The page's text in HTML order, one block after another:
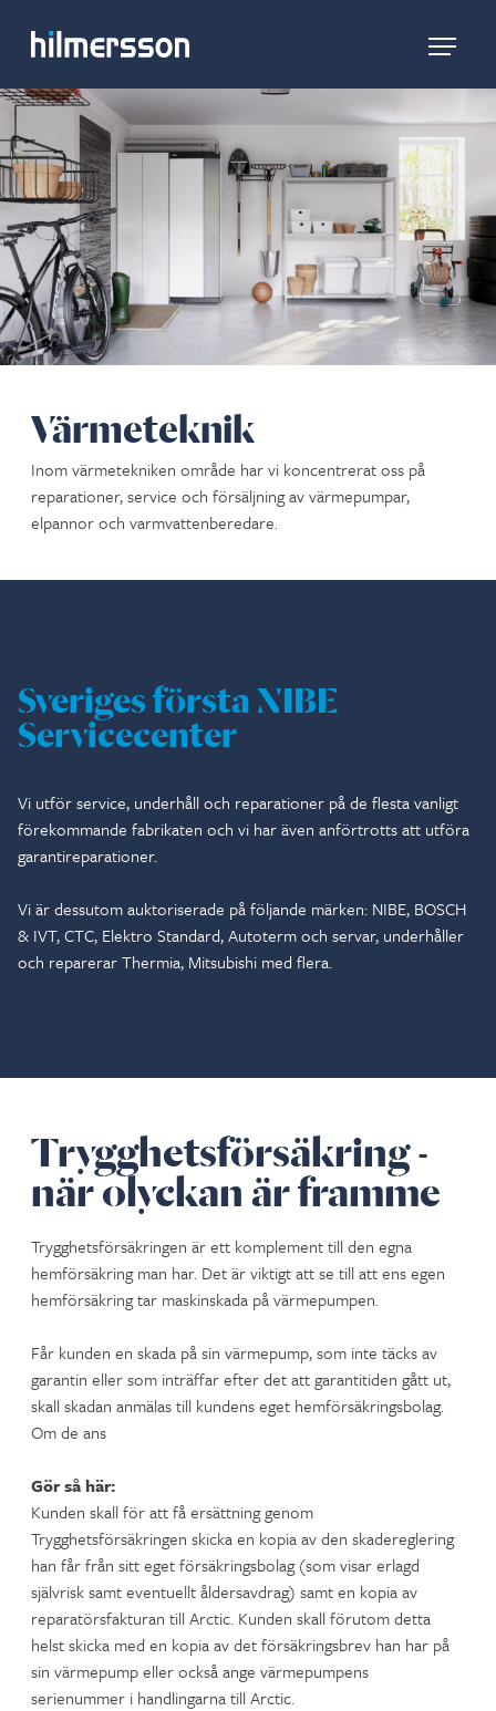
Värmeteknik
Inom värmetekniken område har vi koncentrerat oss på
reparationer, service och försäljning av värmepumpar,
elpannor och varmvattenberedare.
Sveriges första NIBE
Servicecenter
Vi utför service, underhåll och reparationer på de flesta vanligt
förekommande fabrikaten och vi har även anförtrotts att utföra
garantireparationer.
Vi är dessutom auktoriserade på följande märken: NIBE, BOSCH
& IVT, CTC, Elektro Standard, Autoterm och servar, underhåller
och reparerar Thermia, Mitsubishi med flera.
Trygghetsförsäkring -
när olyckan är framme
Trygghetsförsäkringen är ett komplement till den egna
hemförsäkring man har. Det är viktigt att se till att ens egen
hemförsäkring tar maskinskada på värmepumpen.
Får kunden en skada på sin värmepump, som inte täcks av
garantin eller som inträffar efter det att garantitiden gått ut,
skall skadan anmälas till kundens eget hemförsäkringsbolag.
Om de ans
Gör så här:
Kunden skall för att få ersättning genom
Trygghetsförsäkringen skicka en kopia av den skadereglering
han får från sitt eget försäkringsbolag (som visar erlagd
självrisk samt eventuellt åldersavdrag) samt en kopia av
reparatörsfakturan till Arctic. Kunden skall förutom detta
helst skicka med en kopia av det försäkringsbrev han har på
sin värmepump eller också ange värmepumpens
serienummer i handlingarna till Arctic.